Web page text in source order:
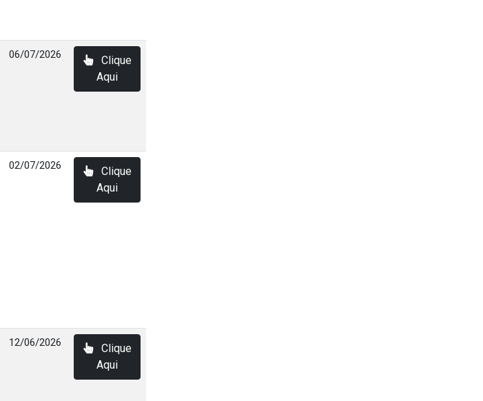
06/07/2026
Clique
Aqui
02/07/2026
Clique
Aqui
12/06/2026
Clique
Aqui